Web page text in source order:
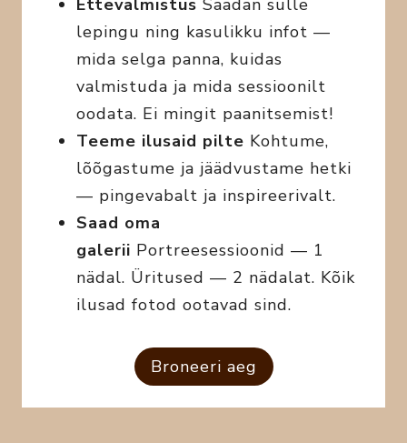
lepingu ning kasulikku infot —
mida selga panna, kuidas
valmistuda ja mida sessioonilt
oodata. Ei mingit paanitsemist!
Teeme ilusaid pilte Kohtume,
lõõgastume ja jäädvustame hetki
— pingevabalt ja inspireerivalt.
Saad oma
galerii Portreesessioonid — 1
nädal. Üritused — 2 nädalat. Kõik
ilusad fotod ootavad sind.
Broneeri aeg